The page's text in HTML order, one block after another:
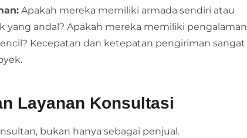
Apakah mereka memiliki armada sendiri atau
yang andal? Apakah mereka memiliki pengalaman
Kecepatan dan ketepatan pengiriman sangat
Layanan Konsultasi
bukan hanya sebagai penjual.